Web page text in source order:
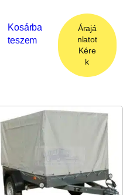
Kosárba
teszem
Árajá
nlatot
Kére
k